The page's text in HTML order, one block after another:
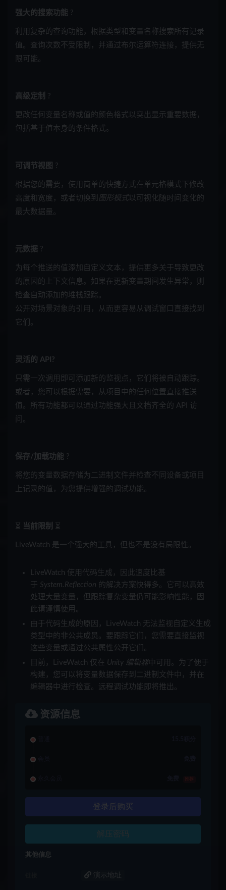
强大的搜索功能 ?
利用复杂的查询功能，根据类型和变量名称搜索所有记录
值。查询次数不受限制，并通过布尔运算符连接，提供无
限可能。
高级定制 ?
更改任何变量名称或值的颜色格式以突出显示重要数据，
包括基于值本身的条件格式。
可调节视图 ?
根据您的需要，使用简单的快捷方式在单元格模式下修改
高度和宽度，或者切换到 图形模式以可视化随时间变化的
最大数据量。
元数据 ?
为每个推送的值添加自定义文本，提供更多关于导致更改
的原因的上下文信息。如果在更新变量期间发生异常，则
检查自动添加的堆栈跟踪。
公开对场景对象的引用，从而更容易从调试窗口直接找到
它们。
灵活的 API?
只需一次调用即可添加新的监视点，它们将被自动跟踪。
或者，您可以根据需要，从项目中的任何位置直接推送
值。所有功能都可以通过功能强大且文档齐全的 API 访
问。
保存/加载功能 ?
将您的变量数据存储为二进制文件并检查不同设备或项目
上记录的值，为您提供增强的调试功能。
⏳ 当前限制 ⏳
LiveWatch 是一个强大的工具，但也不是没有局限性。
LiveWatch 使用代码生成，因此速度比基
于 System.Reflection 的解决方案快得多。它可以高效
处理大量变量，但跟踪复杂变量仍可能影响性能，因
此请谨慎使用。
由于代码生成的原因，LiveWatch 无法监视自定义生成
类型中的非公共成员。要跟踪它们，您需要直接监视
这些变量或通过公共属性公开它们。
目前，LiveWatch 仅在 Unity 编辑器中可用。为了便于
构建，您可以将变量数据保存到二进制文件中，并在
编辑器中进行检查。远程调试功能即将推出。
资源信息
推荐
登录后购买
解压密码
其他信息
演示地址